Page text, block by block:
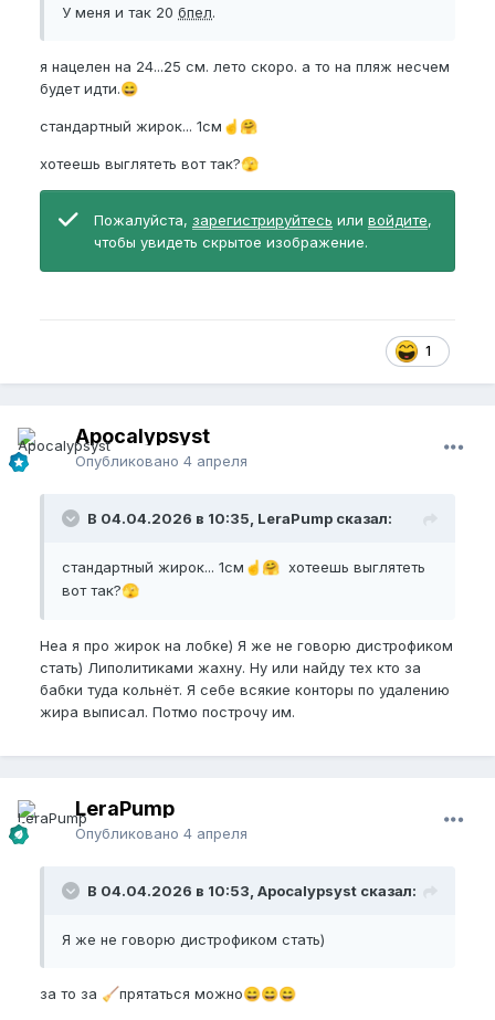
У меня и так 20 бпел.
я нацелен на 24...25 см. лето скоро. а то на пляж несчем
будет идти.😄
стандартный жирок... 1см ☝️ 🤗
хотеешь выглятеть вот так?🫣
Пожалуйста, зарегистрируйтесь или войдите,
чтобы увидеть скрытое изображение.
1
Apocalypsyst
Опубликовано 4 апреля
В 04.04.2026 в 10:35, LeraPump сказал:
стандартный жирок... 1см ☝️ 🤗 хотеешь выглятеть
вот так?🫣
Неа я про жирок на лобке) Я же не говорю дистрофиком
стать) Липолитиками жахну. Ну или найду тех кто за
бабки туда кольнёт. Я себе всякие конторы по удалению
жира выписал. Потмо построчу им.
LeraPump
Опубликовано 4 апреля
В 04.04.2026 в 10:53, Apocalypsyst сказал:
Я же не говорю дистрофиком стать)
за то за 🧹прятаться можно😄😄😄